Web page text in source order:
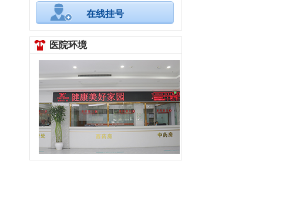
在线挂号
医院环境